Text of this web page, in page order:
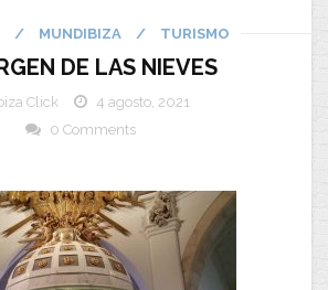
/ MUNDIBIZA / TURISMO
DE LAS NIEVES
Click
4 agosto, 2021
0 Comments